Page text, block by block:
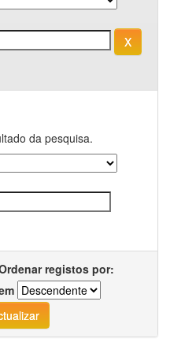
da pesquisa.
registos por: